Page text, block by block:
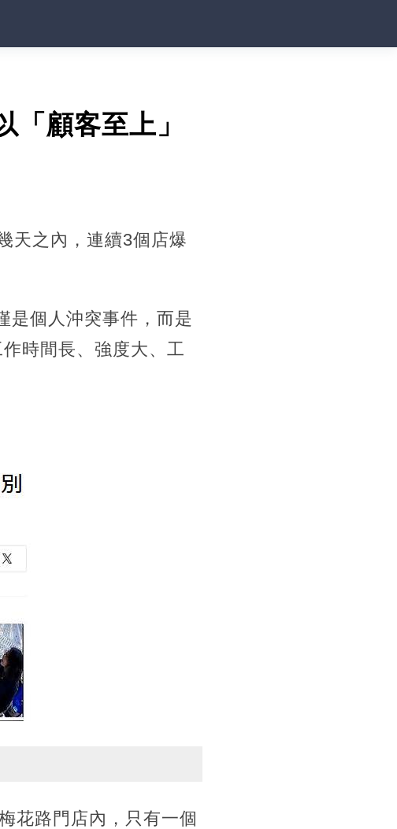
顧客至上」
天之內，連續3個店爆
是個人沖突事件，而是
時間長、強度大、工
花路門店內，只有一個